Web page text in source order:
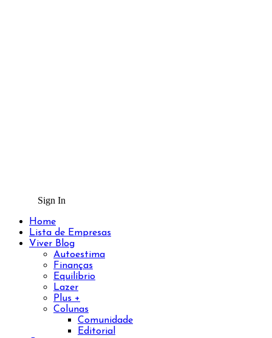
Sign In
Home
Lista de Empresas
Viver Blog
Autoestima
Finanças
Equilíbrio
Lazer
Plus +
Colunas
Comunidade
Editorial